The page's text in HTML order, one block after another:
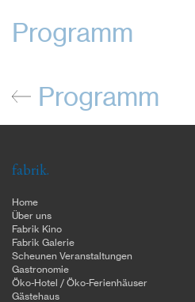
Programm
Programm
fabrik.
Home
Über uns
Fabrik Kino
Fabrik Galerie
Scheunen Veranstaltungen
Gastronomie
Öko-Hotel / Öko-Ferienhäuser
Gästehaus